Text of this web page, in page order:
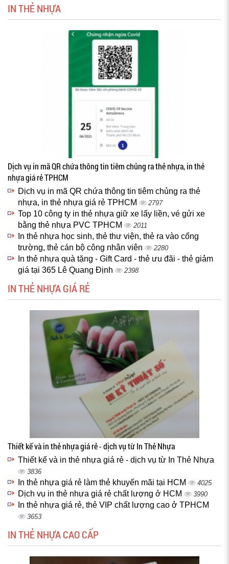
IN THẺ NHỰA
Dịch vụ in mã QR chứa thông tin tiêm chủng ra thẻ nhựa, in thẻ
nhựa giá rẻ TPHCM
Dịch vụ in mã QR chứa thông tin tiêm chủng ra thẻ
nhựa, in thẻ nhựa giá rẻ TPHCM
2797
Top 10 công ty in thẻ nhựa giữ xe lấy liền, vé gửi xe
bằng thẻ nhựa PVC TPHCM
2011
In thẻ nhựa học sinh, thẻ thư viện, thẻ ra vào cổng
trường, thẻ cán bộ công nhân viên
2280
In thẻ nhựa quà tặng - Gift Card - thẻ ưu đãi - thẻ giảm
giá tại 365 Lê Quang Định
2398
IN THẺ NHỰA GIÁ RẺ
Thiết kế và in thẻ nhựa giá rẻ - dịch vụ từ In Thẻ Nhựa
Thiết kế và in thẻ nhựa giá rẻ - dịch vụ từ In Thẻ Nhựa
3836
In thẻ nhựa giá rẻ làm thẻ khuyến mãi tại HCM 4025
Dịch vụ in thẻ nhựa giá rẻ chất lượng ở HCM 3990
In thẻ nhựa giá rẻ, thẻ VIP chất lượng cao ở TPHCM
3653
IN THẺ NHỰA CAO CẤP